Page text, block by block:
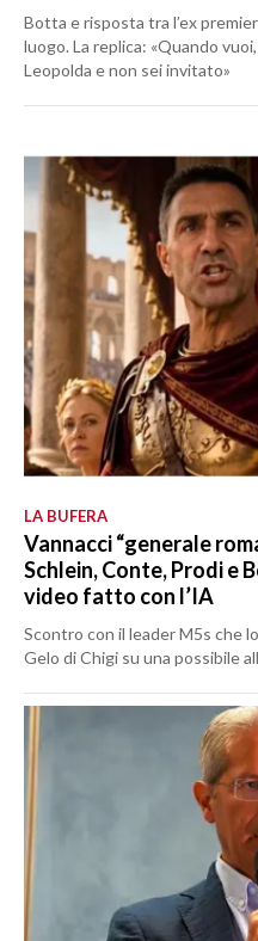
Botta e risposta tra l’ex
luogo. La replica: «Quando
Leopolda e non sei invitato»
LA BUFERA
Vannacci “generale
Schlein, Conte, Prodi e
video fatto con l’IA
Scontro con il leader M5s che
Gelo di Chigi su una possibile